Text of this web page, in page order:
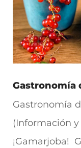
Gastronomía
Gastronomía
(Información y
¡Gamarjoba!